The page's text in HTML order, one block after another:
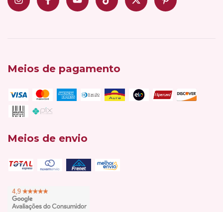
Meios de pagamento
Meios de envio